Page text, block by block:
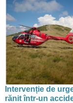
Intervenție de
rănit într-un